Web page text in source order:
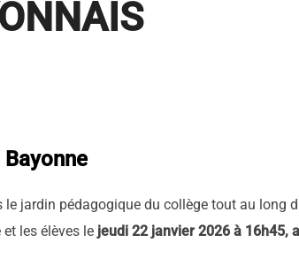
jardin pédagogique du collège tout au long
les élèves le jeudi 22 janvier 2026 à 16h45,